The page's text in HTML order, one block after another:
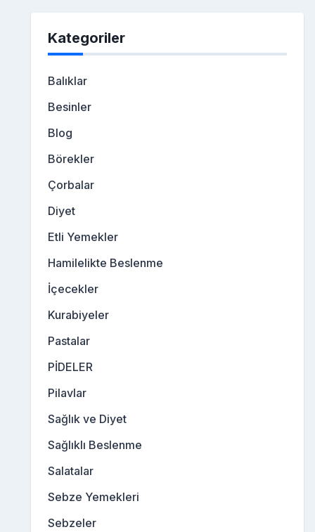
Kategoriler
Balıklar
Besinler
Blog
Börekler
Çorbalar
Diyet
Etli Yemekler
Hamilelikte Beslenme
İçecekler
Kurabiyeler
Pastalar
PİDELER
Pilavlar
Sağlık ve Diyet
Sağlıklı Beslenme
Salatalar
Sebze Yemekleri
Sebzeler